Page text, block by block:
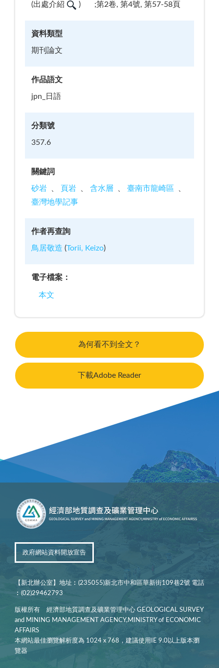
(出處介紹 ) ;第2卷, 第4號, 第57-58頁
資料類型
期刊論文
作品語文
jpn_日語
分類號
357.6
關鍵詞
砂岩 頁岩 含水層
臺南市龍崎區
臺灣地學記事
作者再查詢
鳥居敬造 (Torii, Keizo)
電子檔案：
本文
為何看不到全文？
下載Adobe Reader
政府網站資料開放宣告
【新北辦公室】地址︰(235055)新北市中和區華新街109巷2號 電話
︰(02)29462793
版權所有 經濟部地質調查及礦業管理中心 GEOLOGICAL SURVEY
and MINING MANAGEMENT AGENCY,MINISTRY of ECONOMIC
AFFAIRS
本網站最佳瀏覽解析度為 1024 x 768，建議使用IE 9.0以上版本瀏
覽器